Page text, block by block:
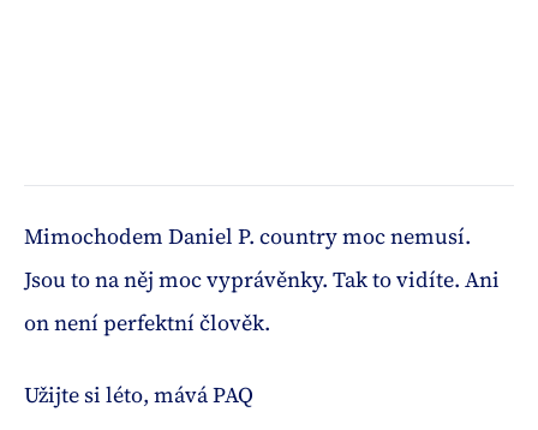
Mimochodem Daniel P. country moc nemusí.
Jsou to na něj moc vyprávěnky. Tak to vidíte. Ani
on není perfektní člověk.
Užijte si léto, mává PAQ